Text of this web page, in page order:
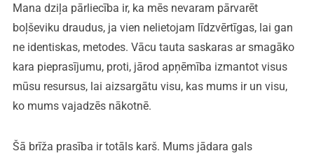
Mana dziļa pārliecība ir, ka mēs nevaram pārvarēt
boļševiku draudus, ja vien nelietojam līdzvērtīgas, lai gan
ne identiskas, metodes. Vācu tauta saskaras ar smagāko
kara pieprasījumu, proti, jārod apņēmība izmantot visus
mūsu resursus, lai aizsargātu visu, kas mums ir un visu,
ko mums vajadzēs nākotnē.
Šā brīža prasība ir totāls karš. Mums jādara gals